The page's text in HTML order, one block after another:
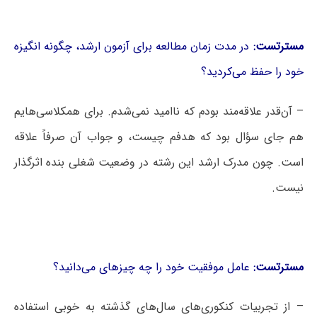
مسترتست: در مدت زمان مطالعه برای آزمون ارشد، چگونه انگیزه
خود را حفظ می‌کردید؟
– آن‌قدر علاقه‌مند بودم که ناامید نمی‌شدم. برای همکلاسی‌هایم
هم جای سؤال بود که هدفم چیست، و جواب آن صرفاً علاقه
است. چون مدرک ارشد این رشته در وضعیت شغلی بنده اثرگذار
نیست.
مسترتست: عامل موفقیت خود را چه چیزهای می‌دانید؟
– از تجربیات کنکوری‌های سال‌های گذشته به خوبی استفاده